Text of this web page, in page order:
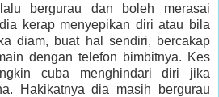
bergurau dan boleh merasai
kerap menyepikan diri atau bila
diam, buat hal sendiri, bercakap
dengan telefon bimbitnya. Kes
cuba menghindari diri jika
Hakikatnya dia masih bergurau